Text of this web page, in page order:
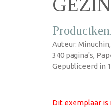
Auteur:
340 pagina's,
Gepubliceerd in
Dit exemplaar is